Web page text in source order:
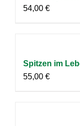
54,00 €
Spitzen im
55,00 €